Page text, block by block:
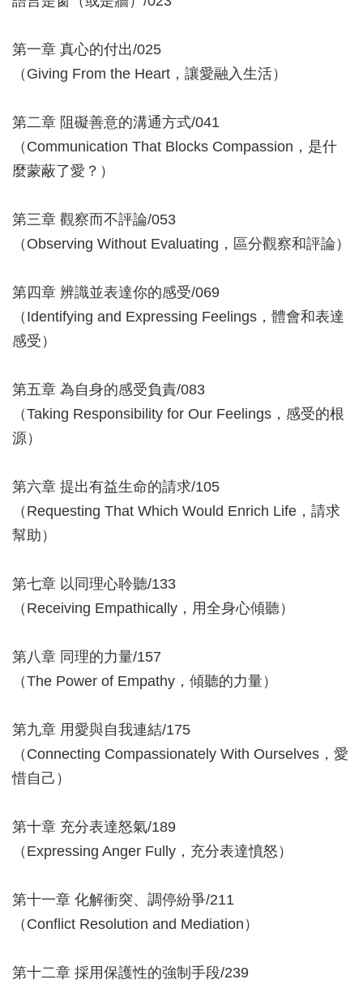
第一章 真心的付出/025
（Giving From the Heart，讓愛融入生活）
第二章 阻礙善意的溝通方式/041
（Communication That Blocks Compassion，是什
麼蒙蔽了愛？）
第三章 觀察而不評論/053
（Observing Without Evaluating，區分觀察和評論）
第四章 辨識並表達你的感受/069
（Identifying and Expressing Feelings，體會和表達
感受）
第五章 為自身的感受負責/083
（Taking Responsibility for Our Feelings，感受的根
源）
第六章 提出有益生命的請求/105
（Requesting That Which Would Enrich Life，請求
幫助）
第七章 以同理心聆聽/133
（Receiving Empathically，用全身心傾聽）
第八章 同理的力量/157
（The Power of Empathy，傾聽的力量）
第九章 用愛與自我連結/175
（Connecting Compassionately With Ourselves，愛
惜自己）
第十章 充分表達怒氣/189
（Expressing Anger Fully，充分表達憤怒）
第十一章 化解衝突、調停紛爭/211
（Conflict Resolution and Mediation）
第十二章 採用保護性的強制手段/239